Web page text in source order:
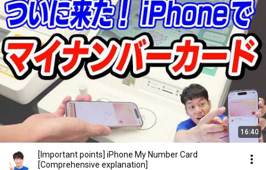
16:40
[Important points] iPhone My Number Card
[Comprehensive explanation]